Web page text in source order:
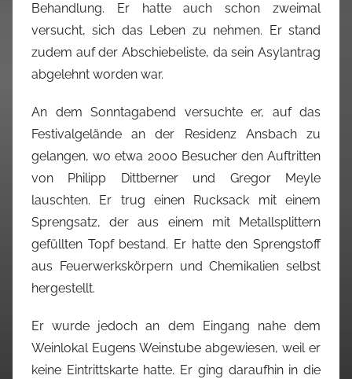
Behandlung. Er hatte auch schon zweimal
versucht, sich das Leben zu nehmen. Er stand
zudem auf der Abschiebeliste, da sein Asylantrag
abgelehnt worden war.
An dem Sonntagabend versuchte er, auf das
Festivalgelände an der Residenz Ansbach zu
gelangen, wo etwa 2000 Besucher den Auftritten
von Philipp Dittberner und Gregor Meyle
lauschten. Er trug einen Rucksack mit einem
Sprengsatz, der aus einem mit Metallsplittern
gefüllten Topf bestand. Er hatte den Sprengstoff
aus Feuerwerkskörpern und Chemikalien selbst
hergestellt.
Er wurde jedoch an dem Eingang nahe dem
Weinlokal Eugens Weinstube abgewiesen, weil er
keine Eintrittskarte hatte. Er ging daraufhin in die